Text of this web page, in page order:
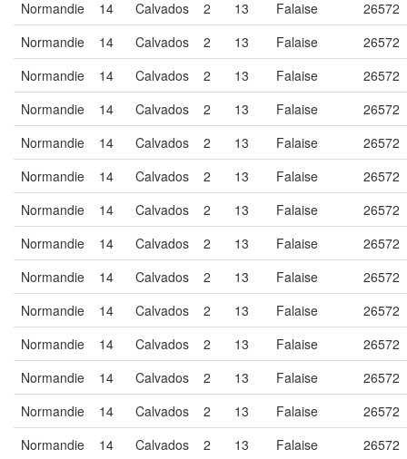
Normandie 14 Calvados 2 13 Falaise
26572
Normandie
14 Calvados 2 13 Falaise
26572
Normandie
14 Calvados 2 13 Falaise
26572
Normandie
14 Calvados 2 13 Falaise
26572
Normandie
14 Calvados 2 13 Falaise
26572
Normandie
14 Calvados 2 13 Falaise
26572
Normandie
14 Calvados 2 13 Falaise
26572
Normandie
14 Calvados 2 13 Falaise
26572
Normandie
14 Calvados 2 13 Falaise
26572
Normandie
14 Calvados 2 13 Falaise
26572
Normandie
14 Calvados 2 13 Falaise
26572
Normandie
14 Calvados 2 13 Falaise
26572
Normandie
14 Calvados 2 13 Falaise
26572
Normandie
14 Calvados 2 13 Falaise 26572